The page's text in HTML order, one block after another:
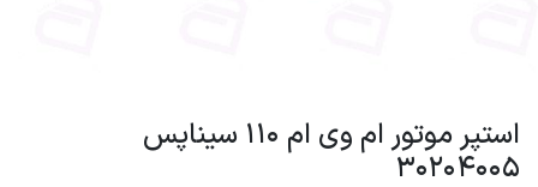
استپر موتور ام وی ام 110 سیناپس
30204005